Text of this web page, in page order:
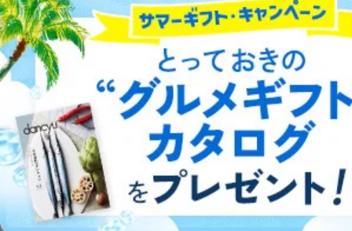
個人情報は「マイページ」にログインしていただくこと
で、訂正、追加、変更を行っていただくことが出来ま
す。マイページをご利用いただけない方、その他の方に
つきましては、下記Aをご覧ください。 また、ご登録い
ただいた個人情報のうち、市町村などの名称および郵便
番号、金融機関の名称あるいはクレジットカードの有効
期限など、商品のお届けやご請求を行う上で支障がある
情報に変更があった場合には、当社が登録情報を変更さ
せていただく場合があります。
A.開示等の求めの申し出先、提出していただく書面等
開示等の求めは、電話又は電子メールにて下記までお申
し付けください。開示等の求めに際して提出していただ
く書面等については、その際にご案内いたします。
■電話による場合
総合案内
アフィリエイト 採用情報
プレスリリース お問い合わせ
利用規約プライバシーポリシー 特定商取引法に基づく表示
出版社の皆様へ
投資家の皆様へサイトマップ
©︎2002 FUJISAN MAGAZINE SERVICE CO., Ltd.